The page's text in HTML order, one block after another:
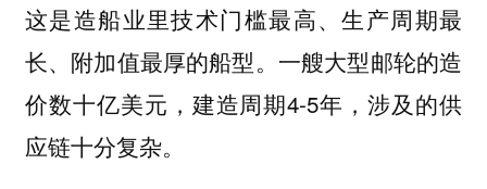
这是造船业里技术门槛最高、生产周期最
长、附加值最厚的船型。一艘大型邮轮的造
价数十亿美元，建造周期4-5年，涉及的供
应链十分复杂。